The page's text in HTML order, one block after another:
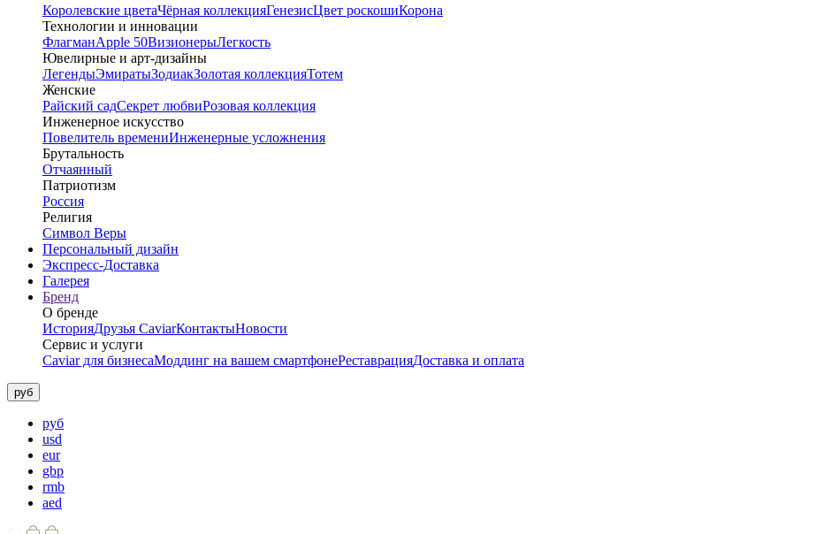
Королевские цветаЧёрная коллекцияГенезисЦвет роскошиКорона
Технологии и инновации
ФлагманApple 50ВизионерыЛегкость
Ювелирные и арт-дизайны
ЛегендыЭмиратыЗодиакЗолотая коллекцияТотем
Женские
Райский садСекрет любвиРозовая коллекция
Инженерное искусство
Повелитель времениИнженерные усложнения
Брутальность
Отчаянный
Патриотизм
Россия
Религия
Символ Веры
Персональный дизайн
Экспресс-Доставка
Галерея
Бренд
О бренде
ИсторияДрузья CaviarКонтактыНовости
Сервис и услуги
Caviar для бизнесаМоддинг на вашем смартфонеРеставрацияДоставка и оплата
руб
руб
usd
eur
gbp
rmb
aed